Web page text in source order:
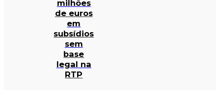
milhões
de euros
em
subsídios
sem
base
legal na
RTP